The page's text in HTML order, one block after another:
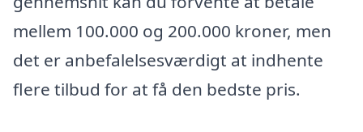
mellem 100.000 og 200.000 kroner, men
det er anbefalelsesværdigt at indhente
flere tilbud for at få den bedste pris.